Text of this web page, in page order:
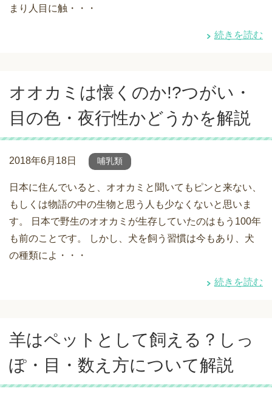
まり人目に触・・・
続きを読む
オオカミは懐くのか!?つがい・
目の色・夜行性かどうかを解説
2018年6月18日 哺乳類
日本に住んでいると、オオカミと聞いてもピンと来ない、
もしくは物語の中の生物と思う人も少なくないと思いま
す。 日本で野生のオオカミが生存していたのはもう100年
も前のことです。 しかし、犬を飼う習慣は今もあり、犬
の種類によ・・・
続きを読む
羊はペットとして飼える？しっ
ぽ・目・数え方について解説